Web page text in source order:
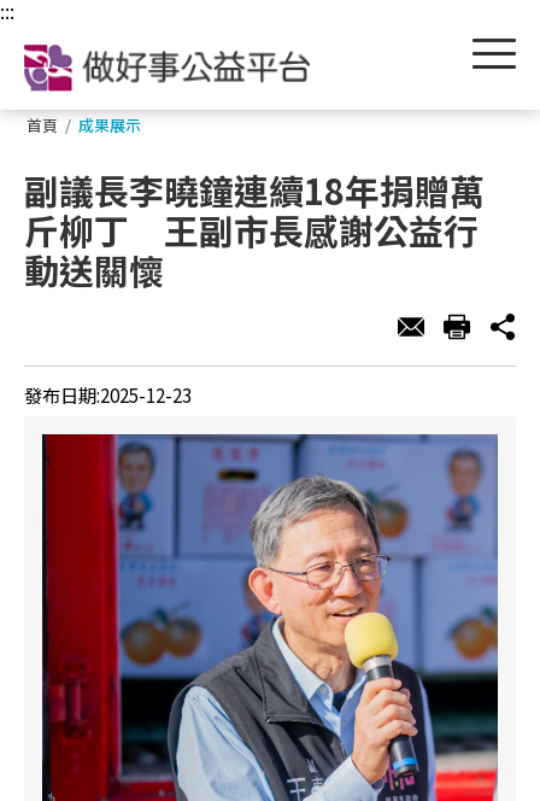
跳到主要內容區塊
:::
首頁 / 成果展示
副議長李曉鐘連續18年捐贈萬
斤柳丁 王副市長感謝公益行
動送關懷
發布日期:2025-12-23